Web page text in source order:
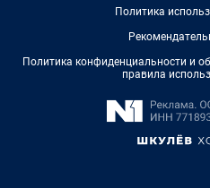
Политика
Политика конфиденциальности и
правила